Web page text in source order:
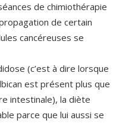
de chimiothérapie
de certain
cancéreuses se
(c’est à dire lorsque
est présent plus que
intestinale), la diète
parce que lui aussi se